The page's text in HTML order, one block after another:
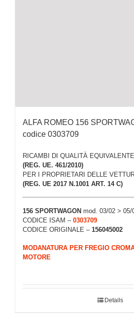
ALFA ROMEO 156
codice 0303709
RICAMBI DI QUALITÀ EQUIVALENTE
(REG. UE. 461/2010)
PER I PROPRIETARI DELLE
(REG. UE 2017 N.1001 ART. 14 C)
156 SPORTWAGON mod. 03/02 > 05/
CODICE ISAM – 0303709
CODICE ORIGINALE – 156045002
MODANATURA PER FREGIO
MOTORE
Details